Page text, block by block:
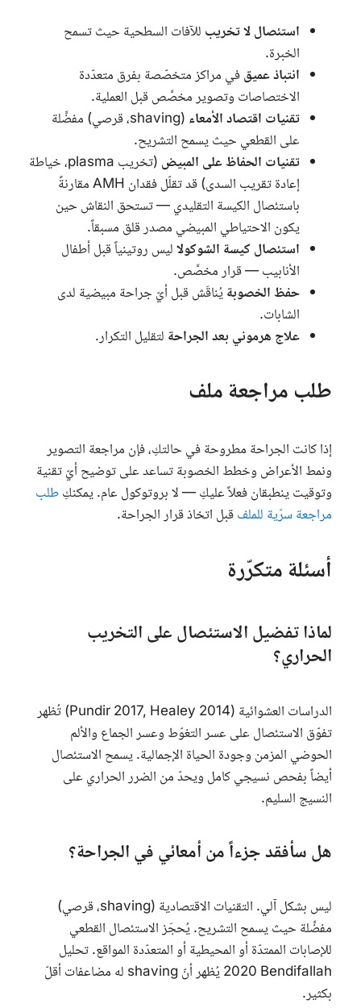
استئصال لا تخريب للآفات السطحية حيث تسمح
الخبرة.
انتباذ عميقفي مراكز متخصّصة بفرق متعدّدة
الاختصاصات وتصوير مخصَّص قبل العملية.
تقنيات اقتصاد الأمعاء (
shaving، قرصي) مفضَّلة
على القطعي حيث يسمح التشريح.
تقنيات الحفاظ على المبيض (تخريب plasma، خياطة
إعادة تقريب السدى) قد تقلّل فقدان AMHمقارنةً
باستئصال الكيسة التقليدي — تستحق النقاش حين
يكون الاحتياطي المبيضي مصدر قلق مسبقاً.
استئصال كيسة الشوكولاليس روتينياً قبل أطفال
الأنابيب — قرار مخصَّص.
حفظ الخصوبةيُناقَش قبل أيّ جراحة مبيضية لدى
الشابات.
علاج هرموني بعد الجراحة لتقليل التكرار.
طلب مراجعة ملف
إذا كانت الجراحة مطروحة في حالتكِ، فإن مراجعة التصوير
ونمط الأعراض وخطط الخصوبة تساعد على توضيح أيّ تقنية
وتوقيت ينطبقان فعلاً عليكِ — لا بروتوكول عام. يمكنكِطلب
مراجعة سرّية للملفقبل اتخاذ قرار الجراحة.
أسئلة متكرّرة
لماذا تفضيل الاستئصال على التخريب
الحراري؟
الدراسات العشوائية (Pundir 2017, Healey 2014) تُظهر
تفوّق الاستئصال على عسر التغوّط وعسر الجماع والألم
الحوضي المزمن وجودة الحياة الإجمالية. يسمح الاستئصال
أيضاً بفحص نسيجي كامل ويحدّ من الضرر الحراري على
النسيج السليم.
هل سأفقد جزءاً من أمعائي في الجراحة؟
ليس بشكل آلي. التقنيات الاقتصادية (shaving، قرصي)
مفضَّلة حيث يسمح التشريح. يُحجَز الاستئصال القطعي
للإصابات الممتدّة أو المحيطية أو المتعدّدة المواقع. تحليل
Bendifallah
shaving له مضاعفات أقلّ
بكثير.